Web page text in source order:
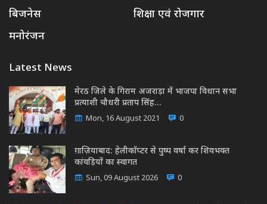
बिजनेस
शिक्षा एवं रोजगार
मनोरंजन
Latest News
मेरठ जिले के गिराम अजराड़ा में भाजपा विधान सभा
प्रत्याशी चौधरी प्रताप सिंह…
Mon, 16 August 2021 0
ग़ाज़ियाबाद: हेलीकॉप्टर से पुष्प वर्षा कर शिवभक्त
कांवड़ियों का स्वागत
Sun, 09 August 2026 0